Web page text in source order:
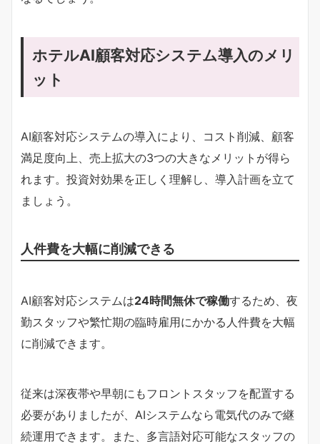
ホテルAI顧客対応システム導入のメリ
ット
AI顧客対応システムの導入により、コスト削減、顧客
満足度向上、売上拡大の3つの大きなメリットが得ら
れます。投資対効果を正しく理解し、導入計画を立て
ましょう。
人件費を大幅に削減できる
AI顧客対応システムは24時間無休で稼働するため、夜
勤スタッフや繁忙期の臨時雇用にかかる人件費を大幅
に削減できます。
従来は深夜帯や早朝にもフロントスタッフを配置する
必要がありましたが、AIシステムなら電気代のみで継
続運用できます。また、多言語対応可能なスタッフの